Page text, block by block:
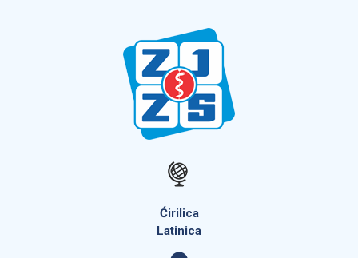
Ćirilica
Latinica